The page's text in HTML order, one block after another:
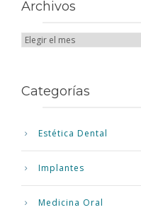
Archivos
Categorías
Estética Dental
Implantes
Medicina Oral